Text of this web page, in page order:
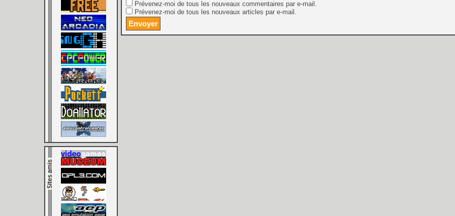
Prévenez-moi de tous les nouveaux commentaires par e-mail.
Prévenez-moi de tous les nouveaux articles par e-mail.